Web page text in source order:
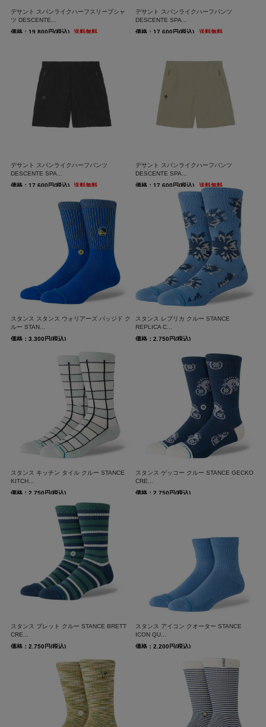
デサント スパンライクハーフスリーブシャ
ツ DESCENTE...
価格：19,800円(税込)
送料無料
デサント スパンライクハーフパンツ
DESCENTE SPA...
価格：17,600円(税込)
送料無料
デサント スパンライクハーフパンツ
DESCENTE SPA...
価格：17,600円(税込)
送料無料
デサント スパンライクハーフパンツ
DESCENTE SPA...
価格：17,600円(税込)
送料無料
スタンス スタンス ウォリアーズ バッジド ク
ルー STAN...
価格：3,300円(税込)
スタンス レプリカ クルー STANCE
REPLICA C...
価格：2,750円(税込)
スタンス キッチン タイル クルー STANCE
KITCH...
価格：2,750円(税込)
スタンス ゲッコー クルー STANCE GECKO
CRE...
価格：2,750円(税込)
スタンス ブレット クルー STANCE BRETT
CRE...
価格：2,750円(税込)
スタンス アイコン クオーター STANCE
ICON QU...
価格：2,200円(税込)